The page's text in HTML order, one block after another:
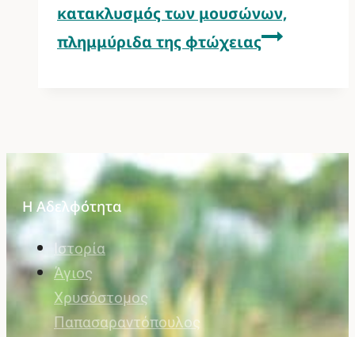
κατακλυσμός των μουσώνων,
πλημμύριδα της φτώχειας
Η Αδελφότητα
Ιστορία
Άγιος
Χρυσόστομος
Παπασαραντόπουλος